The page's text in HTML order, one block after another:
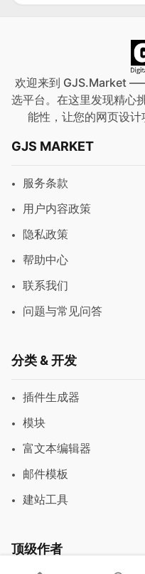
欢迎来到 GJS.Market
选平台。在这里发现精心
能性，让您的网页设
GJS MARKET
服务条款
用户内容政策
隐私政策
帮助中心
联系我们
问题与常见问答
分类 & 开发
插件生成器
模块
富文本编辑器
邮件模板
建站工具
顶级作者